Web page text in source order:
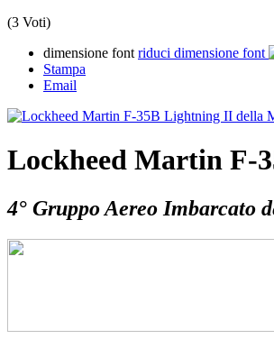
(3 Voti)
dimensione font riduci dimensione font
Stampa
Email
Lockheed Martin F-
4° Gruppo Aereo